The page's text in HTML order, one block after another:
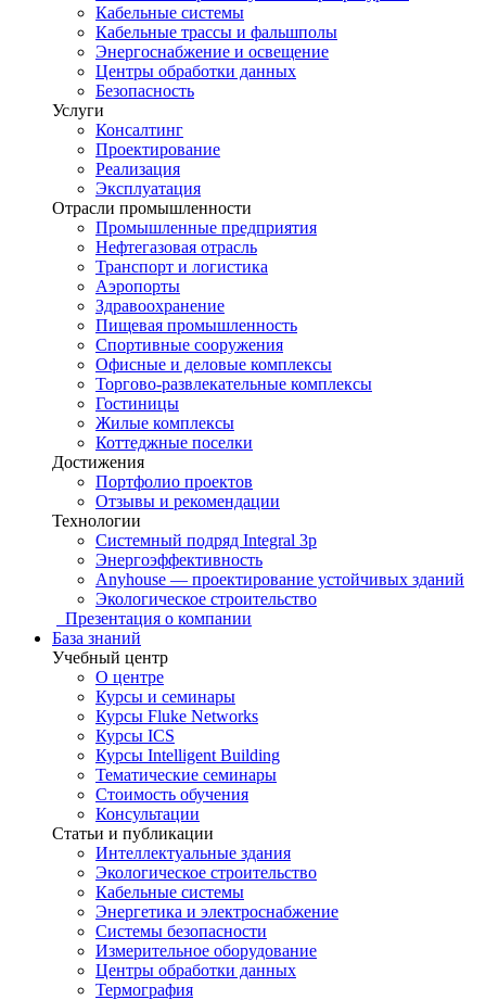
Кабельные системы
Кабельные трассы и фальшполы
Энергоснабжение и освещение
Центры обработки данных
Безопасность
Услуги
Консалтинг
Проектирование
Реализация
Эксплуатация
Отрасли промышленности
Промышленные предприятия
Нефтегазовая отрасль
Транспорт и логистика
Аэропорты
Здравоохранение
Пищевая промышленность
Спортивные сооружения
Офисные и деловые комплексы
Торгово-развлекательные комплексы
Гостиницы
Жилые комплексы
Коттеджные поселки
Достижения
Портфолио проектов
Отзывы и рекомендации
Технологии
Системный подряд Integral 3p
Энергоэффективность
Anyhouse — проектирование устойчивых зданий
Экологическое строительство
Презентация о компании
База знаний
Учебный центр
О центре
Курсы и семинары
Курсы Fluke Networks
Курсы ICS
Курсы Intelligent Building
Тематические семинары
Стоимость обучения
Консультации
Статьи и публикации
Интеллектуальные здания
Экологическое строительство
Кабельные системы
Энергетика и электроснабжение
Системы безопасности
Измерительное оборудование
Центры обработки данных
Термография